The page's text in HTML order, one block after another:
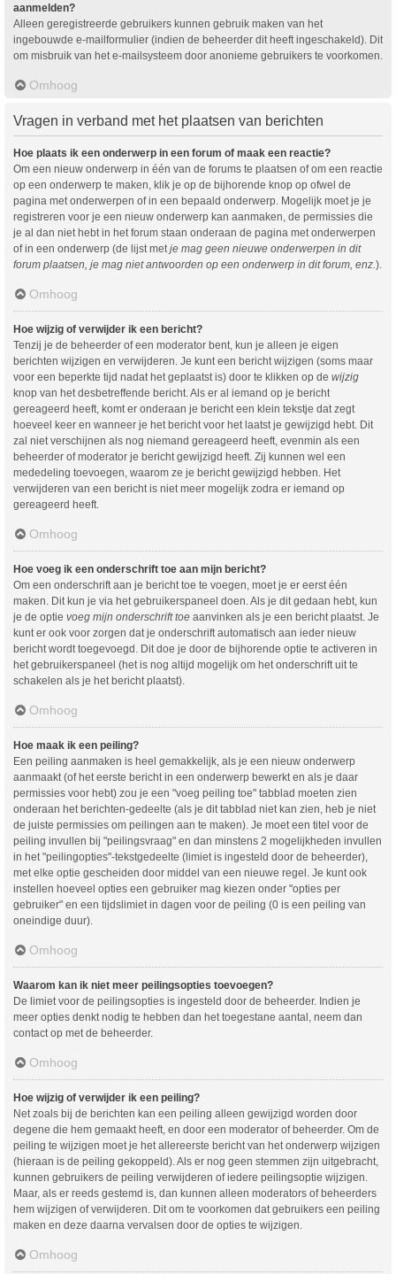
aanmelden?
Alleen geregistreerde gebruikers kunnen gebruik maken van het
ingebouwde e-mailformulier (indien de beheerder dit heeft ingeschakeld). Dit
om misbruik van het e-mailsysteem door anonieme gebruikers te voorkomen.
Omhoog
Vragen in verband met het plaatsen van berichten
Hoe plaats ik een onderwerp in een forum of maak een reactie?
Om een nieuw onderwerp in één van de forums te plaatsen of om een reactie
op een onderwerp te maken, klik je op de bijhorende knop op ofwel de
pagina met onderwerpen of in een bepaald onderwerp. Mogelijk moet je je
registreren voor je een nieuw onderwerp kan aanmaken, de permissies die
je al dan niet hebt in het forum staan onderaan de pagina met onderwerpen
of in een onderwerp (de lijst met je mag geen nieuwe onderwerpen in dit
forum plaatsen, je mag niet antwoorden op een onderwerp in dit forum, enz. ).
Omhoog
Hoe wijzig of verwijder ik een bericht?
Tenzij je de beheerder of een moderator bent, kun je alleen je eigen
berichten wijzigen en verwijderen. Je kunt een bericht wijzigen (soms maar
voor een beperkte tijd nadat het geplaatst is) door te klikken op de wijzig
knop van het desbetreffende bericht. Als er al iemand op je bericht
gereageerd heeft, komt er onderaan je bericht een klein tekstje dat zegt
hoeveel keer en wanneer je het bericht voor het laatst je gewijzigd hebt. Dit
zal niet verschijnen als nog niemand gereageerd heeft, evenmin als een
beheerder of moderator je bericht gewijzigd heeft. Zij kunnen wel een
mededeling toevoegen, waarom ze je bericht gewijzigd hebben. Het
verwijderen van een bericht is niet meer mogelijk zodra er iemand op
gereageerd heeft.
Omhoog
Hoe voeg ik een onderschrift toe aan mijn bericht?
Om een onderschrift aan je bericht toe te voegen, moet je er eerst één
maken. Dit kun je via het gebruikerspaneel doen. Als je dit gedaan hebt, kun
je de optie voeg mijn onderschrift toe aanvinken als je een bericht plaatst. Je
kunt er ook voor zorgen dat je onderschrift automatisch aan ieder nieuw
bericht wordt toegevoegd. Dit doe je door de bijhorende optie te activeren in
het gebruikerspaneel (het is nog altijd mogelijk om het onderschrift uit te
schakelen als je het bericht plaatst).
Omhoog
Hoe maak ik een peiling?
Een peiling aanmaken is heel gemakkelijk, als je een nieuw onderwerp
aanmaakt (of het eerste bericht in een onderwerp bewerkt en als je daar
permissies voor hebt) zou je een "voeg peiling toe" tabblad moeten zien
onderaan het berichten-gedeelte (als je dit tabblad niet kan zien, heb je niet
de juiste permissies om peilingen aan te maken). Je moet een titel voor de
peiling invullen bij "peilingsvraag" en dan minstens 2 mogelijkheden invullen
in het "peilingopties"-tekstgedeelte (limiet is ingesteld door de beheerder),
met elke optie gescheiden door middel van een nieuwe regel. Je kunt ook
instellen hoeveel opties een gebruiker mag kiezen onder "opties per
gebruiker" en een tijdslimiet in dagen voor de peiling (0 is een peiling van
oneindige duur).
Omhoog
Waarom kan ik niet meer peilingsopties toevoegen?
De limiet voor de peilingsopties is ingesteld door de beheerder. Indien je
meer opties denkt nodig te hebben dan het toegestane aantal, neem dan
contact op met de beheerder.
Omhoog
Hoe wijzig of verwijder ik een peiling?
Net zoals bij de berichten kan een peiling alleen gewijzigd worden door
degene die hem gemaakt heeft, en door een moderator of beheerder. Om de
peiling te wijzigen moet je het allereerste bericht van het onderwerp wijzigen
(hieraan is de peiling gekoppeld). Als er nog geen stemmen zijn uitgebracht,
kunnen gebruikers de peiling verwijderen of iedere peilingsoptie wijzigen.
Maar, als er reeds gestemd is, dan kunnen alleen moderators of beheerders
hem wijzigen of verwijderen. Dit om te voorkomen dat gebruikers een peiling
maken en deze daarna vervalsen door de opties te wijzigen.
Omhoog